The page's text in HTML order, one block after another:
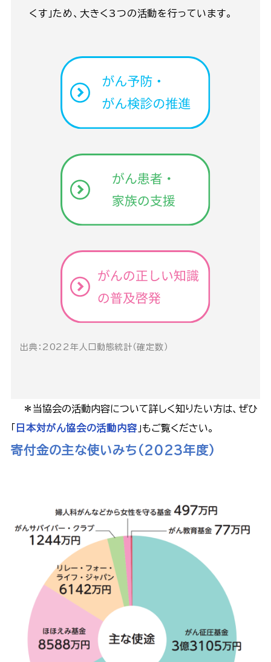
くす」ため、大きく3つの活動を行っています。
出典：2022年人口動態統計（確定数）
＊当協会の活動内容について詳しく知りたい方は、ぜひ
「 日本対がん協会の活動内容」もご覧ください。
寄付金の主な使いみち（2023年度）